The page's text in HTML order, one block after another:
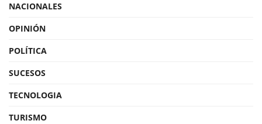
NACIONALES
OPINIÓN
POLÍTICA
SUCESOS
TECNOLOGIA
TURISMO